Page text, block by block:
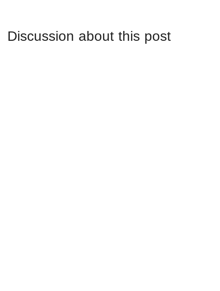
Discussion about this post